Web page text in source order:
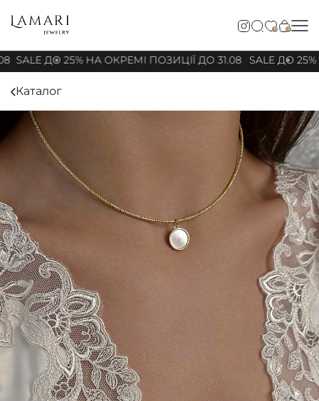
0 0
SALE ДО 25% НА ОКРЕМІ ПОЗИЦІЇ ДО 31.08 SALE ДО
Каталог